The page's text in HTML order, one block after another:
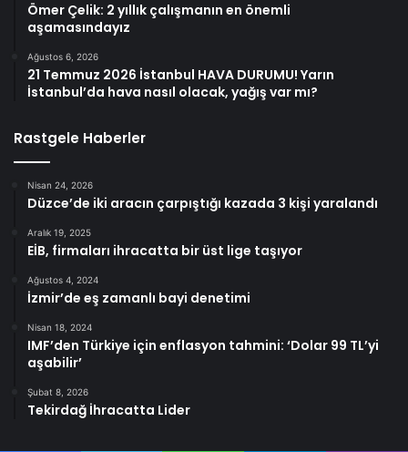
Ömer Çelik: 2 yıllık çalışmanın en önemli
aşamasındayız
Ağustos 6, 2026
21 Temmuz 2026 İstanbul HAVA DURUMU! Yarın
İstanbul’da hava nasıl olacak, yağış var mı?
Rastgele Haberler
Nisan 24, 2026
Düzce’de iki aracın çarpıştığı kazada 3 kişi yaralandı
Aralık 19, 2025
EİB, firmaları ihracatta bir üst lige taşıyor
Ağustos 4, 2024
İzmir’de eş zamanlı bayi denetimi
Nisan 18, 2024
IMF’den Türkiye için enflasyon tahmini: ‘Dolar 99 TL’yi
aşabilir’
Şubat 8, 2026
Tekirdağ İhracatta Lider